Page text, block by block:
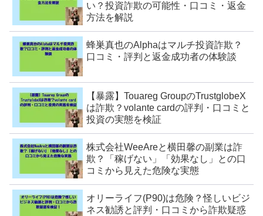
い？投資詐欺の可能性・口コミ・返金
方法を解説
蜂巣真也のAlphaはマルチ投資詐欺？
口コミ・評判と返金成功者の体験談
【暴露】Touareg GroupのTrustglobeX
は詐欺？volante cardの評判・口コミと
投資の実態を検証
株式会社WeeAreと横田馨の副業は詐
欺？「稼げない」「効果なし」との口
コミから見えた危険な実態
オリーライフ(P90)は危険？怪しいビジ
ネス勧誘と評判・口コミから詐欺疑惑